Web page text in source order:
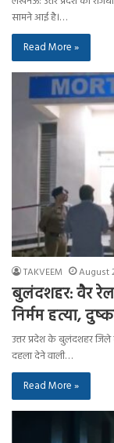
सामने आई है।…
Read More »
TAKVEEM August
बुलंदशहर: वैर
निर्मम हत्या,
उत्तर प्रदेश के बुलंदशहर
दहला देने वाली…
Read More »